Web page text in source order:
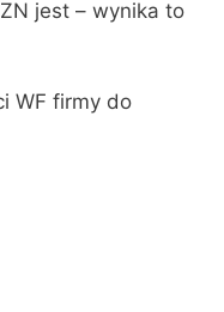
jest – wynika to
WF firmy do